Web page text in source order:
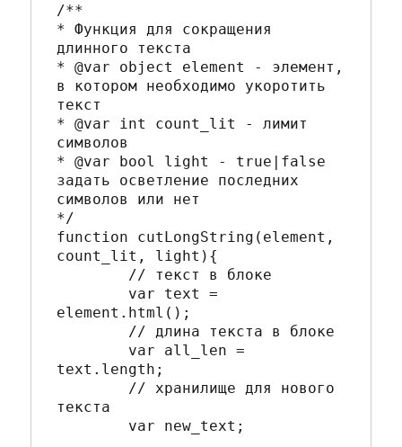
/**
* Функция для сокращения
длинного текста
* @var object element - элемент,
в котором необходимо укоротить
текст
* @var int count_lit - лимит
символов
* @var bool light - true|false
задать осветление последних
символов или нет
*/
function cutLongString(element,
count_lit, light){
element.html();
text.length;
текста